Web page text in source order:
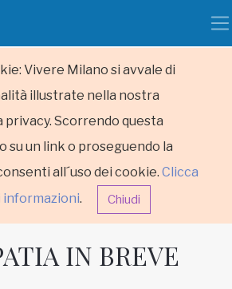
Vivere Milano si avvale di
illustrate nella nostra
privacy. Scorrendo questa
su un link o proseguendo la
all´uso dei cookie. Clicca
informazioni. Chiudi
IN BREVE